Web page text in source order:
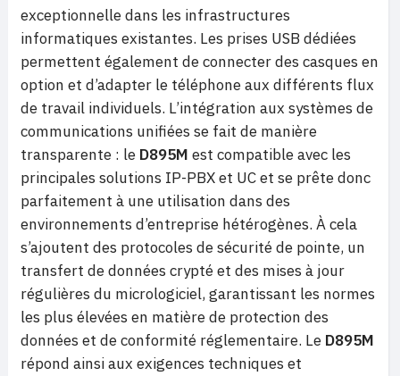
exceptionnelle dans les infrastructures
informatiques existantes. Les prises USB dédiées
permettent également de connecter des casques en
option et d’adapter le téléphone aux différents flux
de travail individuels. L’intégration aux systèmes de
communications unifiées se fait de manière
transparente : le D895M est compatible avec les
principales solutions IP-PBX et UC et se prête donc
parfaitement à une utilisation dans des
environnements d’entreprise hétérogènes. À cela
s’ajoutent des protocoles de sécurité de pointe, un
transfert de données crypté et des mises à jour
régulières du micrologiciel, garantissant les normes
les plus élevées en matière de protection des
données et de conformité réglementaire. Le D895M
répond ainsi aux exigences techniques et